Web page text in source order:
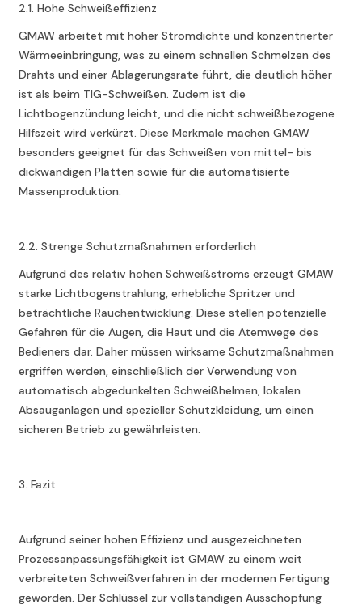
2.1. Hohe Schweißeffizienz
GMAW arbeitet mit hoher Stromdichte und konzentrierter
Wärmeeinbringung, was zu einem schnellen Schmelzen des
Drahts und einer Ablagerungsrate führt, die deutlich höher
ist als beim TIG-Schweißen. Zudem ist die
Lichtbogenzündung leicht, und die nicht schweißbezogene
Hilfszeit wird verkürzt. Diese Merkmale machen GMAW
besonders geeignet für das Schweißen von mittel- bis
dickwandigen Platten sowie für die automatisierte
Massenproduktion.
2.2. Strenge Schutzmaßnahmen erforderlich
Aufgrund des relativ hohen Schweißstroms erzeugt GMAW
starke Lichtbogenstrahlung, erhebliche Spritzer und
beträchtliche Rauchentwicklung. Diese stellen potenzielle
Gefahren für die Augen, die Haut und die Atemwege des
Bedieners dar. Daher müssen wirksame Schutzmaßnahmen
ergriffen werden, einschließlich der Verwendung von
automatisch abgedunkelten Schweißhelmen, lokalen
Absauganlagen und spezieller Schutzkleidung, um einen
sicheren Betrieb zu gewährleisten.
3. Fazit
Aufgrund seiner hohen Effizienz und ausgezeichneten
Prozessanpassungsfähigkeit ist GMAW zu einem weit
verbreiteten Schweißverfahren in der modernen Fertigung
geworden. Der Schlüssel zur vollständigen Ausschöpfung